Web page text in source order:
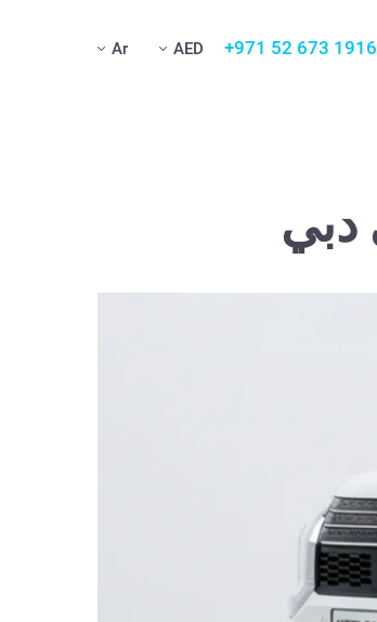
+971 52 673 1916
AED
Ar